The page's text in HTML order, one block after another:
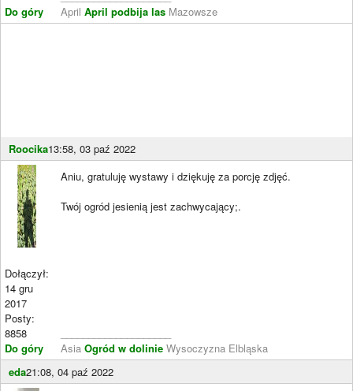
Do góry
April April podbija las Mazowsze
Roocika13:58, 03 paź 2022
Dołączył:
14 gru
2017
Posty:
8858
Do góry
Aniu, gratuluję wystawy i dziękuję za porcję zdjęć.
Twój ogród jesienią jest zachwycający;.
Asia Ogród w dolinie Wysoczyzna Elbląska
eda21:08, 04 paź 2022